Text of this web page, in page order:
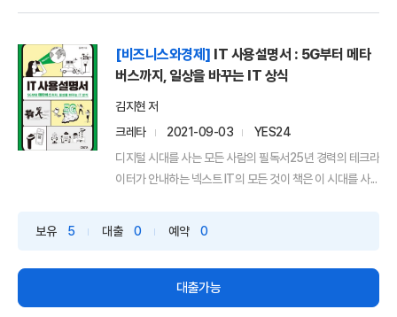
[비즈니스와경제]
IT 사용설명서 : 5G부터 메타
버스까지, 일상을 바꾸는 IT 상식
김지현 저
크레타
2021-09-03
YES24
디지털 시대를 사는 모든 사람의 필독서25년 경력의 테크라
이터가 안내하는 넥스트 IT의 모든 것이 책은 이 시대를 사...
보유 5 대출 0 예약 0
대출가능